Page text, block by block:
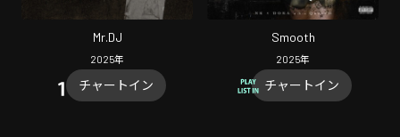
Mr.DJ
2025年
チャートイン
Smooth
2025年
チャートイン